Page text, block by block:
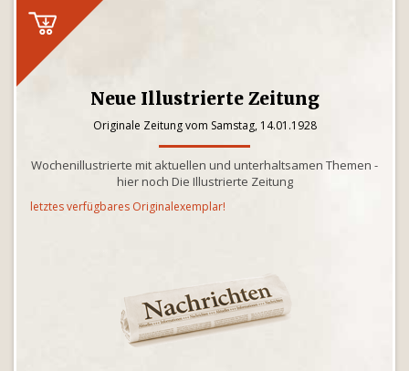
Neue Illustrierte Zeitung
Originale Zeitung vom Samstag, 14.01.1928
Wochenillustrierte mit aktuellen und unterhaltsamen Themen -
hier noch Die Illustrierte Zeitung
letztes verfügbares Originalexemplar!